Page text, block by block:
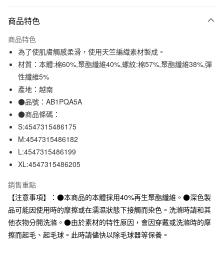
信用卡一次付款
信用卡分期付款
3 期 0 利率 每期 NT$158 21家銀行
合作金庫商業銀行
華南商業銀行
上海商業儲蓄銀行
臺灣中小企業銀行
匯豐（台灣）商業銀行
聯邦商業銀行
元大商業銀行
玉山商業銀行
台灣樂天信用卡公司
超商取貨付款
LINE Pay
Apple Pay
街口支付
悠遊付
全家取貨付款
每筆NT$65，滿NT$1,000(含以上)免運費
付款後全家取貨
每筆NT$65，滿NT$1,000(含以上)免運費
商品特色
商品特色
為了使肌膚觸感柔滑，使用天竺編織素材製成。
材質：本體:棉60%,聚酯纖維40%,螺紋:棉57%,聚酯纖維38%,彈
性纖維5%
產地：越南
●品號：AB1PQA5A
●商品條碼：
S:4547315486175
M:4547315486182
L:4547315486199
XL:4547315486205
銷售重點
【注意事項】：●本商品的本體採用40%再生聚酯纖維。●深色製
品可能因使用時的摩擦或在濡濕狀態下接觸而染色。洗滌時請和其
他衣物分開洗滌。●由於素材的特性原因，會因穿戴或洗滌時的摩
擦而起毛、起毛球。此時請儘快以除毛球器等保養。